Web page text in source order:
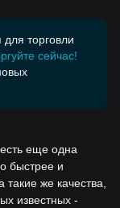
торговли
сейчас!
еще одна
быстрее и
же качества,
известных -